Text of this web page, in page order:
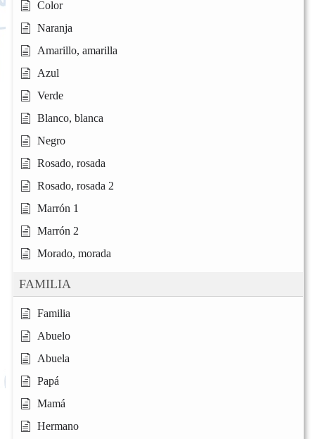
Color
Naranja
Amarillo, amarilla
Azul
Verde
Blanco, blanca
Negro
Rosado, rosada
Rosado, rosada 2
Marrón 1
Marrón 2
Morado, morada
FAMILIA
Familia
Abuelo
Abuela
Papá
Mamá
Hermano